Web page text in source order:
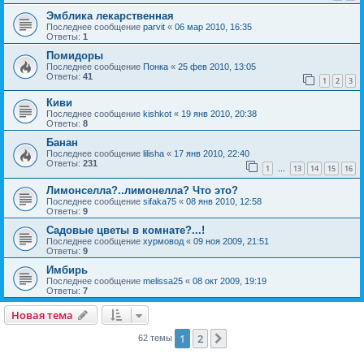
Эмблика лекарственная
Последнее сообщение parvit « 06 мар 2010, 16:35
Ответы: 1
Помидоры
Последнее сообщение Понка « 25 фев 2010, 13:05
Ответы: 41 1 2 3
Киви
Последнее сообщение kishkot « 19 янв 2010, 20:38
Ответы: 8
Банан
Последнее сообщение lilisha « 17 янв 2010, 22:40
Ответы: 231 1 … 13 14 15 16
Лимонселла?..лимонелла? Что это?
Последнее сообщение sifaka75 « 08 янв 2010, 12:58
Ответы: 9
Садовые цветы в комнате?...!
Последнее сообщение хурмовод « 09 ноя 2009, 21:51
Ответы: 9
Имбирь
Последнее сообщение melissa25 « 08 окт 2009, 19:19
Ответы: 7
Новая тема
62 темы 1 2